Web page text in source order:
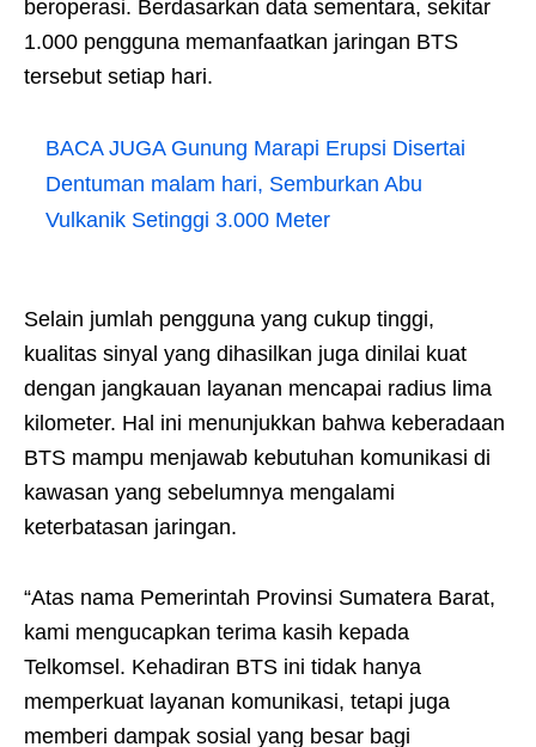
beroperasi. Berdasarkan data sementara, sekitar
1.000 pengguna memanfaatkan jaringan BTS
tersebut setiap hari.
BACA JUGA Gunung Marapi Erupsi Disertai
Dentuman malam hari, Semburkan Abu
Vulkanik Setinggi 3.000 Meter
Selain jumlah pengguna yang cukup tinggi,
kualitas sinyal yang dihasilkan juga dinilai kuat
dengan jangkauan layanan mencapai radius lima
kilometer. Hal ini menunjukkan bahwa keberadaan
BTS mampu menjawab kebutuhan komunikasi di
kawasan yang sebelumnya mengalami
keterbatasan jaringan.
“Atas nama Pemerintah Provinsi Sumatera Barat,
kami mengucapkan terima kasih kepada
Telkomsel. Kehadiran BTS ini tidak hanya
memperkuat layanan komunikasi, tetapi juga
memberi dampak sosial yang besar bagi